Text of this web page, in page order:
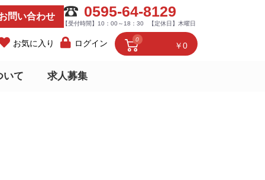
問い合わせ 0595-64-8129
【受付時間】10：00～18：30 【定休日】木曜日
お気に入り ログイン 0
￥0
いて 求人募集